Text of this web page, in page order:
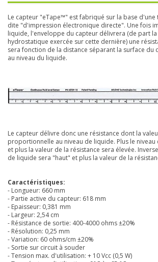
Le capteur "eTape™" est fabriqué sur la base
dite "d'impression électronique directe". Une fois
liquide, l'enveloppe du capteur délivrera (de part
hydrostatique exercée sur cette dernière) une
sera fonction de la distance séparant la surface
au niveau du liquide.
Le capteur délivre donc une résistance dont la
proportionnelle au niveau de liquide. Plus le
et plus la valeur de la résistance sera élevée.
de liquide sera "haut" et plus la valeur de la
Caractéristiques:
- Longueur: 660 mm
- Partie active du capteur: 618 mm
- Epaisseur: 0,381 mm
- Largeur: 2,54 cm
- Résistance de sortie: 400-4000 ohms ±20%
- Résolution: 0,25 mm
- Variation: 60 ohms/cm ±20%
- Sortie sur circuit à souder
- Tension max. d'utilisation: + 10 Vcc (0,5 W)